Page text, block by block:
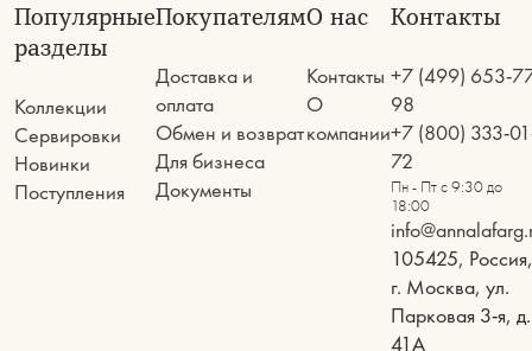
Популярные
разделы
Коллекции
Сервировки
Новинки
Поступления
Покупателям
Доставка и
оплата
Обмен и возврат
Для бизнеса
Документы
О нас
Контакты
О
компании
Контакты
+7 (499) 653-
98
+7 (800) 333-
72
Пн - Пт с 9:30 до
18:00
105425, Россия,
г. Москва, ул.
Парковая 3-я, д.
41А